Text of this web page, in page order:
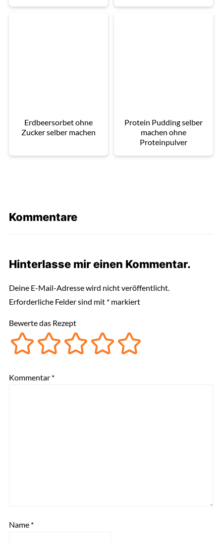
Erdbeersorbet ohne
Zucker selber machen
Protein Pudding selber
machen ohne
Proteinpulver
Kommentare
Hinterlasse mir einen Kommentar.
Deine E-Mail-Adresse wird nicht veröffentlicht.
Erforderliche Felder sind mit *markiert
Bewerte das Rezept
Kommentar *
Name *